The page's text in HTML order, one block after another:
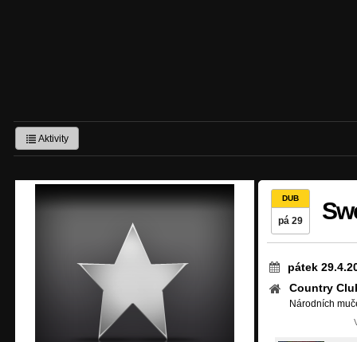
Aktivity
DUB
pá 29
pátek
Country
Národních